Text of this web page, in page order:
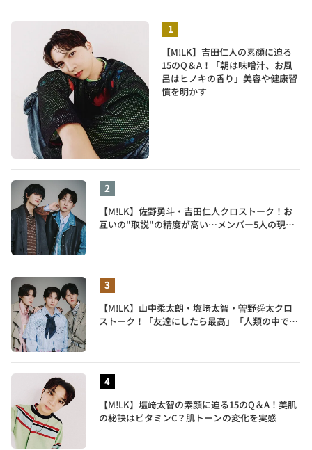
【M!LK】吉田仁人の素顔に迫る
15のQ＆A！「朝は味噌汁、お風
呂はヒノキの香り」美容や健康習
慣を明かす
【M!LK】佐野勇斗・吉田仁人クロストーク！お
互いの"取説"の精度が高い…メンバー5人の現在
【M!LK】山中柔太朗・塩﨑太智・曽野舜太クロ
ストーク！「友達にしたら最高」「人類の中で桁
【M!LK】塩﨑太智の素顔に迫る15のQ＆A！美肌
の秘訣はビタミンC？肌トーンの変化を実感